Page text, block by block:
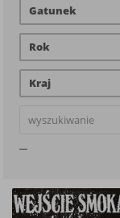
Gatunek
Rok
Kraj